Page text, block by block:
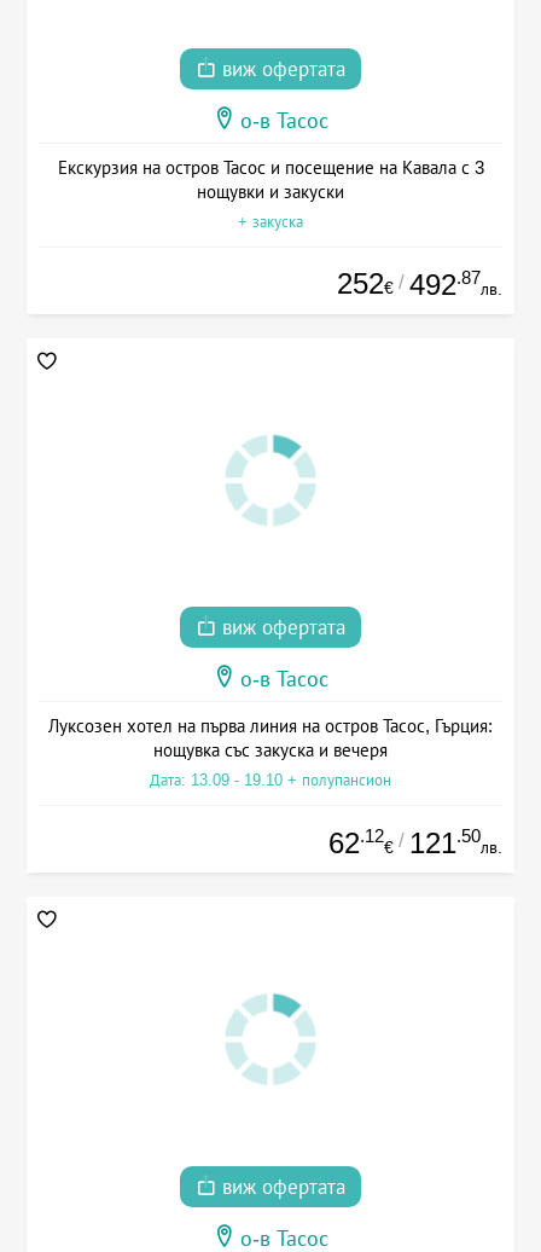
виж офертата
о-в Тасос
Екскурзия на остров Тасос и посещение на Кавала с 3
нощувки и закуски
+ закуска
252€ / 492.87
лв.
виж офертата
о-в Тасос
Луксозен хотел на първа линия на остров Тасос, Гърция:
нощувка със закуска и вечеря
Дата: 13.09 - 19.10 + полупансион
62.12
€ / 121.50
лв.
виж офертата
о-в Тасос